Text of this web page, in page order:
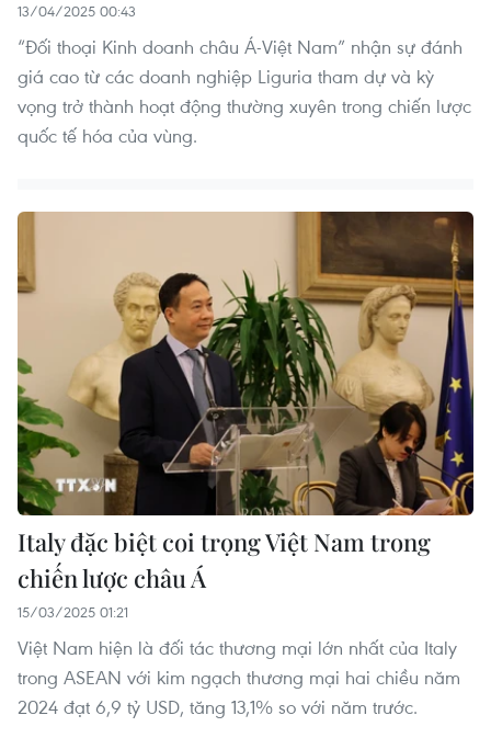
13/04/2025 00:43
“Đối thoại Kinh doanh châu Á-Việt Nam” nhận sự đánh
giá cao từ các doanh nghiệp Liguria tham dự và kỳ
vọng trở thành hoạt động thường xuyên trong chiến lược
quốc tế hóa của vùng.
Italy đặc biệt coi trọng Việt Nam trong
chiến lược châu Á
15/03/2025 01:21
Việt Nam hiện là đối tác thương mại lớn nhất của Italy
trong ASEAN với kim ngạch thương mại hai chiều năm
2024 đạt 6,9 tỷ USD, tăng 13,1% so với năm trước.